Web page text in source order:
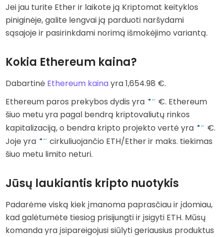
Jei jau turite Ether ir laikote ją Kriptomat keityklos
piniginėje, galite lengvai ją parduoti naršydami
sąsajoje ir pasirinkdami norimą išmokėjimo variantą.
Kokia Ethereum kaina?
Dabartinė Ethereum kainayra1,654.98 €.
Ethereum paros prekybos dydis yra
€. Ethereum
šiuo metu yra pagal bendrą kriptovaliutų rinkos
kapitalizaciją, o bendra kripto projekto vertė yra
€.
Joje yra
cirkuliuojančio ETH/Ether ir maks. tiekimas
šiuo metu limito neturi.
Jūsų laukiantis kripto nuotykis
Padarėme viską kiek įmanoma paprasčiau ir įdomiau,
kad galėtumėte tiesiog prisijungti ir įsigyti ETH. Mūsų
komanda yra įsipareigojusi siūlyti geriausius produktus